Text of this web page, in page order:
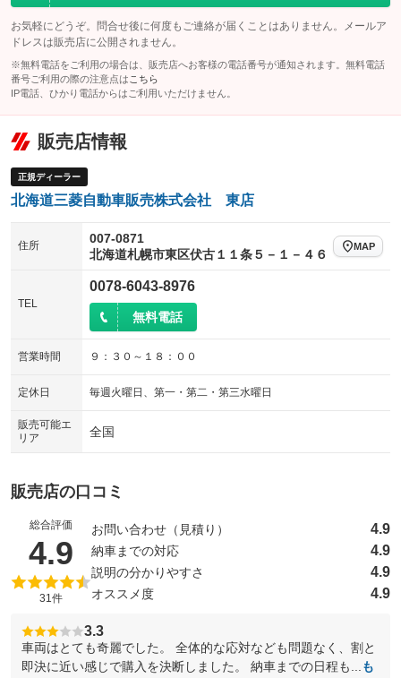
お気軽にどうぞ。問合せ後に何度もご連絡が届くことはありません。メールア
ドレスは販売店に公開されません。
※無料電話をご利用の場合は、販売店へお客様の電話番号が通知されます。無料電話
番号ご利用の際の注意点は こちら
IP電話、ひかり電話からはご利用いただけません。
販売店情報
正規ディーラー
北海道三菱自動車販売株式会社 東店
住所
007-0871
北海道札幌市東区伏古１１条５－１－４６
MAP
TEL
0078-6043-8976
無料電話
営業時間 ９：３０～１８：００
定休日 毎週火曜日、第一・第二・第三水曜日
販売可能エ
リア
全国
販売店の口コミ
総合評価
4.9 （5点満点中）
31件
お問い合わせ（見積り） 4.9
納車までの対応 4.9
説明の分かりやすさ 4.9
オススメ度 4.9
3.3
車両はとても奇麗でした。 全体的な応対なども問題なく、割と
即決に近い感じで購入を決断しました。 納車までの日程も...
も